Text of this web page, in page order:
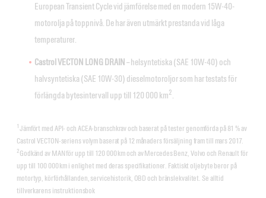
European Transient Cycle vid jämförelse med en modern 15W-40-
motorolja på toppnivå. De har även utmärkt prestanda vid låga
temperaturer.
Castrol VECTON LONG DRAIN – helsyntetiska (SAE 10W-40) och
halvsyntetiska (SAE 10W-30) dieselmotoroljor som har testats för
förlängda bytesintervall upp till 120 000 km2
1Jämfört med API- och ACEA-branschkrav och baserat på tester genomförda på 81 % av
Castrol VECTON-seriens volym baserat på 12 månaders försäljning fram till mars 2017.
2Godkänd av MAN för upp till 120 000 km och av Mercedes Benz, Volvo och Renault för
upp till 100 000 km i enlighet med deras specifikationer. Faktiskt oljebyte beror på
motortyp, körförhållanden, servicehistorik, OBD och bränslekvalitet. Se alltid
tillverkarens instruktionsbok